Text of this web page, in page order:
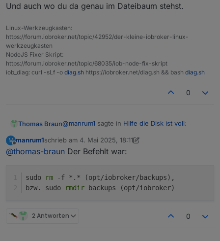
Und auch wo du da genau im Dateibaum stehst.
Linux-Werkzeugkasten:
https://forum.iobroker.net/topic/42952/der-kleine-iobroker-linux-
werkzeugkasten
NodeJS Fixer Skript:
https://forum.iobroker.net/topic/68035/iob-node-fix-skript
iob_diag: curl -sLf -o diag.sh https://iobroker.net/diag.sh && bash diag.sh
0
Thomas Braun@manrum1 sagte in Hilfe die Disk ist voll:
sudo rm 'datei' Entfernen ist nicht möglich
falsch?
Und auch wo du da genau im Dateibaum stehst.
M
Offline
manrum1schrieb am 4. Mai 2025, 18:11
zuletzt editiert von manrum1 5. Apr. 2025, 20:13
@thomas-braun Der Befehlt war:
sudo rm -f *.* (opt/iobroker/backups),
bzw. sudo
rmdir backups (opt/iobroker)
2 Antworten 0